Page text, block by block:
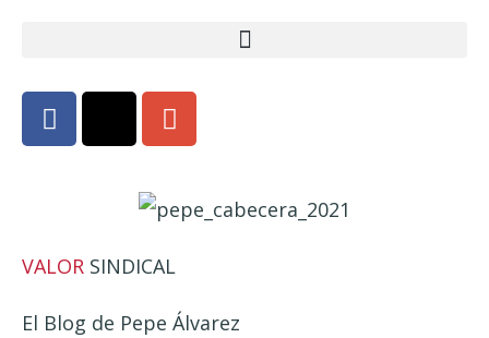
VALOR SINDICAL
El Blog de Pepe Álvarez